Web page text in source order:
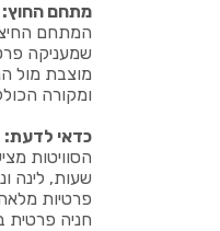
מתחם החוץ:
המתחם
שמעניקה
מוצבת מול
ומקורה
כדאי לדעת:
הסוויטות
שעות, לינה
פרטיות
חניה פרטית